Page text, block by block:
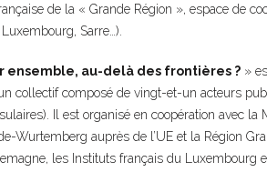
de la « Grande Région », espace de
Sarre…).
ensemble, au-delà des frontières ?»
collectif composé de vingt-et-un acteurs
Il est organisé en coopération avec la
Wurtemberg auprès de l’UE et la Région
les Instituts français du Luxembourg